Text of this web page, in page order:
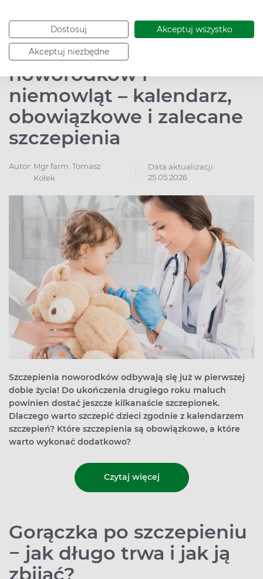
Dostosuj Akceptuj wszystko
Akceptuj niezbędne
Szczepienia
noworodków i
niemowląt – kalendarz,
obowiązkowe i zalecane
szczepienia
Autor: Mgr farm. Tomasz
Kołek
Data aktualizacji:
25.05.2026
Szczepienia noworodków odbywają się już w pierwszej
dobie życia! Do ukończenia drugiego roku maluch
powinien dostać jeszcze kilkanaście szczepionek.
Dlaczego warto szczepić dzieci zgodnie z kalendarzem
szczepień? Które szczepienia są obowiązkowe, a które
warto wykonać dodatkowo?
Czytaj więcej
Gorączka po szczepieniu
− jak długo trwa i jak ją
zbijać?